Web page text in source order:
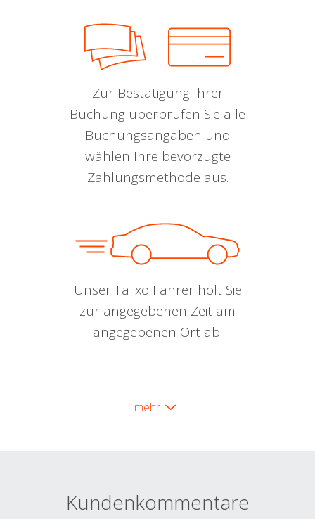
Zur Bestätigung Ihrer
Buchung überprüfen Sie alle
Buchungsangaben und
wählen Ihre bevorzugte
Zahlungsmethode aus.
Unser Talixo Fahrer holt Sie
zur angegebenen Zeit am
angegebenen Ort ab.
mehr
Kundenkommentare